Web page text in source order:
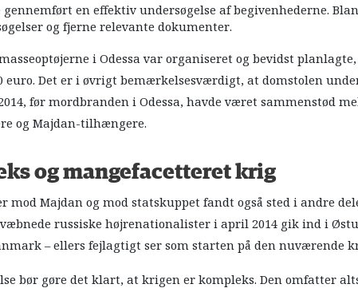
en effektiv undersøgelse af begivenhederne.
og fjerne relevante dokumenter.
i Odessa var organiseret og bevidst
euro. Det er i øvrigt bemærkelsesværdigt, at domstolen
før mordbranden i Odessa, havde været sammenstød
og Majdan-tilhængere.
og mangefacetteret krig
mod Majdan og mod statskuppet fandt også sted i andre
russiske højrenationalister i april 2014 gik ind i
– ellers fejlagtigt ser som starten på den nuværende
bør gøre det klart, at krigen er kompleks. Den omfatter